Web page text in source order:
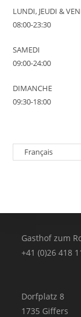
LUNDI, JEUDI &
08:00-23:30
SAMEDI
09:00-24:00
DIMANCHE
09:30-18:00
Choisir
Gasthof zum
+41 (0)26 418
Dorfplatz 8
1735 Giffers